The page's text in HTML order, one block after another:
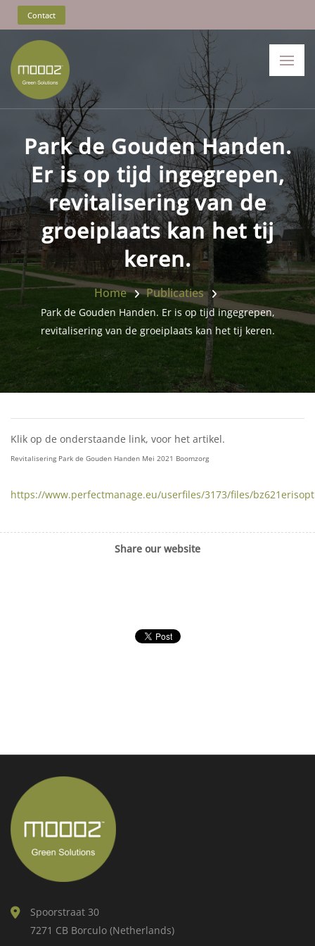
Contact
Park de Gouden Handen.
Er is op tijd ingegrepen,
revitalisering van de
groeiplaats kan het tij
keren.
Home Publicaties
Park de Gouden Handen. Er is op tijd ingegrepen,
revitalisering van de groeiplaats kan het tij keren.
Klik op de onderstaande link, voor het artikel.
Revitalisering Park de Gouden Handen Mei 2021 Boomzorg
https://www.perfectmanage.eu/userfiles/3173/files/
Share our website
Spoorstraat 30
7271 CB Borculo (Netherlands)